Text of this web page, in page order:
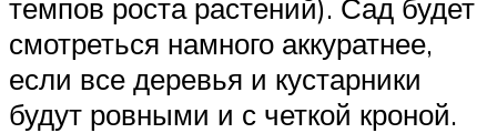
темпов роста растений). Сад будет
смотреться намного аккуратнее,
если все деревья и кустарники
будут ровными и с четкой кроной.